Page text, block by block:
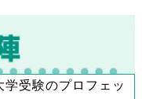
学受験のプロフェッ